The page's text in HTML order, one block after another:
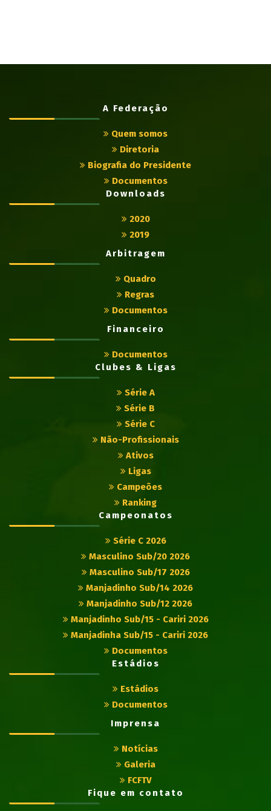
A Federação
Quem somos
Diretoria
Biografia do Presidente
Documentos
Downloads
2020
2019
Arbitragem
Quadro
Regras
Documentos
Financeiro
Documentos
Clubes & Ligas
Série A
Série B
Série C
Não-Profissionais
Ativos
Ligas
Campeões
Ranking
Campeonatos
Série C 2026
Masculino Sub/20 2026
Masculino Sub/17 2026
Manjadinho Sub/14 2026
Manjadinho Sub/12 2026
Manjadinho Sub/15 - Cariri 2026
Manjadinha Sub/15 - Cariri 2026
Documentos
Estádios
Estádios
Documentos
Imprensa
Notícias
Galeria
FCFTV
Fique em contato